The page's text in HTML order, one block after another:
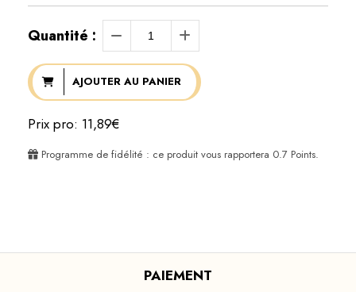
Quantité :
AJOUTER AU PANIER
Prix pro: 11,89€
Programme de fidélité : ce produit vous rapportera 0.7 Points.
PAIEMENT